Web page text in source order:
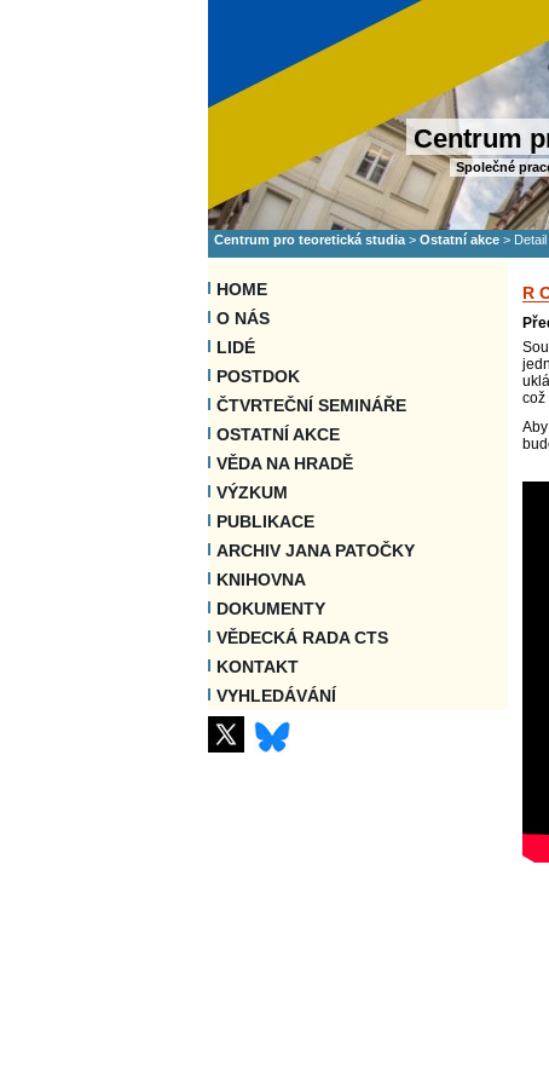
Centrum
Společné
Centrum pro teoretická studia > Ostatní akce >
HOME
O NÁS
LIDÉ
POSTDOK
ČTVRTEČNÍ SEMINÁŘE
OSTATNÍ AKCE
VĚDA NA HRADĚ
VÝZKUM
PUBLIKACE
ARCHIV JANA PATOČKY
KNIHOVNA
DOKUMENTY
VĚDECKÁ RADA CTS
KONTAKT
VYHLEDÁVÁNÍ
což